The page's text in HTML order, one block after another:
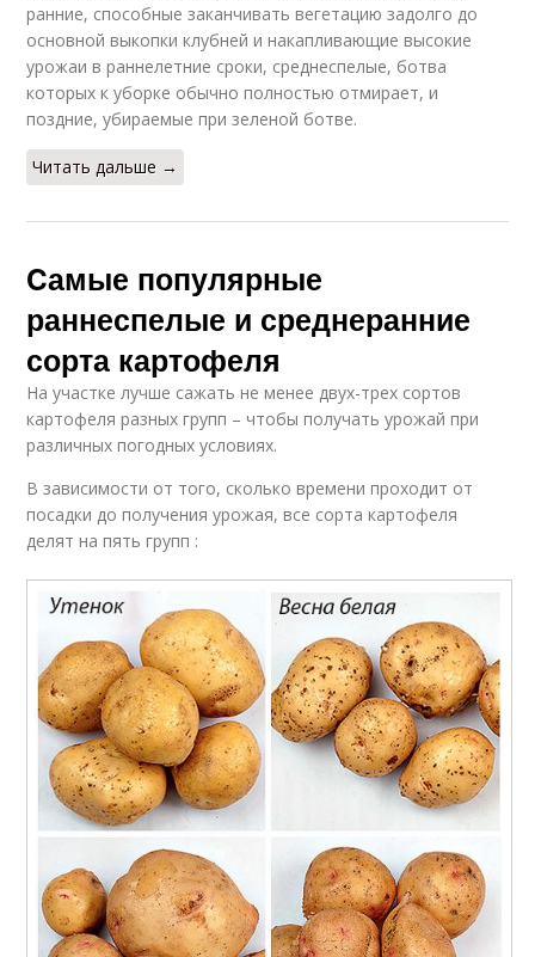
ранние, способные заканчивать вегетацию задолго до
основной выкопки клубней и накапливающие высокие
урожаи в раннелетние сроки, среднеспелые, ботва
которых к уборке обычно полностью отмирает, и
поздние, убираемые при зеленой ботве.
Читать дальше →
Cамые популярные
раннеспелые и среднеранние
сорта картофеля
На участке лучше сажать не менее двух-трех сортов
картофеля разных групп – чтобы получать урожай при
различных погодных условиях.
В зависимости от того, сколько времени проходит от
посадки до получения урожая, все сорта картофеля
делят на пять групп :